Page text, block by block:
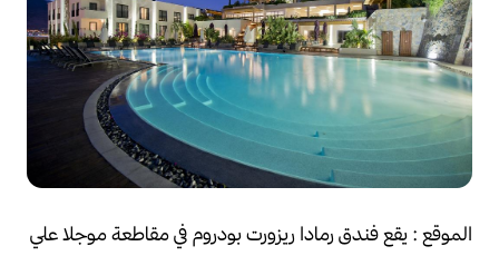
الموقع : يقع فندق رمادا ريزورت بودروم في مقاطعة موجلاعلي